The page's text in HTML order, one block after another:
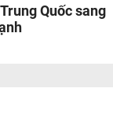
Quốc sang